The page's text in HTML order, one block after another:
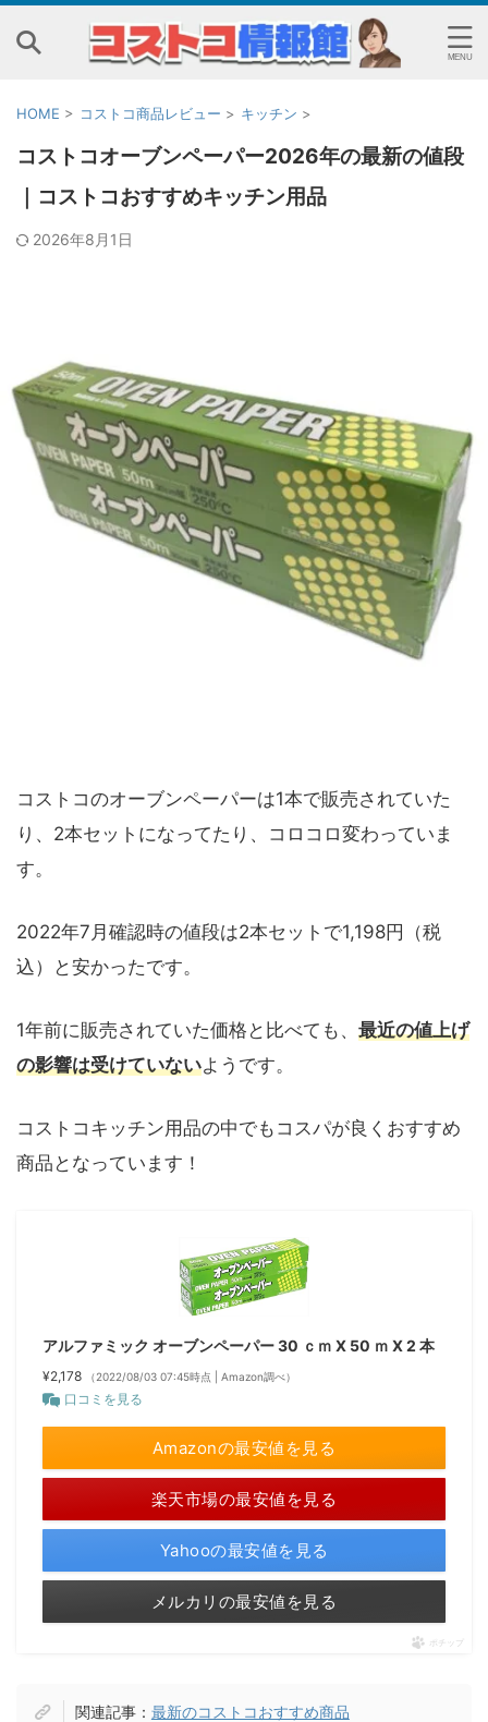
HOME > コストコ商品レビュー > キッチン >
コストコオーブンペーパー2026年の最新の値段
｜コストコおすすめキッチン用品
2026年8月1日
コストコのオーブンペーパーは1本で販売されていた
り、2本セットになってたり、コロコロ変わっていま
す。
2022年7月確認時の値段は2本セットで1,198円（税
込）と安かったです。
1年前に販売されていた価格と比べても、 最近の値上げ
の影響は受けていないようです。
コストコキッチン用品の中でもコスパが良くおすすめ
商品となっています！
アルファミック オーブンペーパー 30 ｃｍ X 50 ｍ X 2 本
¥2,178 （2022/08/03 07:45時点 | Amazon調べ）
口コミを見る
Amazonの最安値を見る
楽天市場の最安値を見る
Yahooの最安値を見る
メルカリの最安値を見る
ポチップ
関連記事： 最新のコストコおすすめ商品